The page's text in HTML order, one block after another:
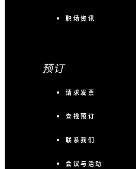
职场资讯
预订
请求发票
查找预订
联系我们
会议与活动